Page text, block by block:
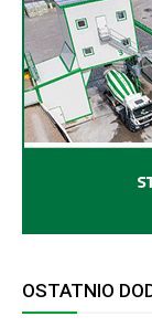
OSTATNIO